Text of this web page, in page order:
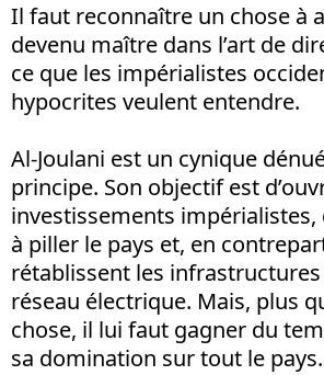
Il faut reconnaître un chose à
devenu maître dans l’art de
ce que les impérialistes
hypocrites veulent entendre.
Al-Joulani est un cynique
principe. Son objectif est
investissements
à piller le pays et, en
rétablissent les
réseau électrique. Mais, plus
chose, il lui faut gagner du
sa domination sur tout le pays.